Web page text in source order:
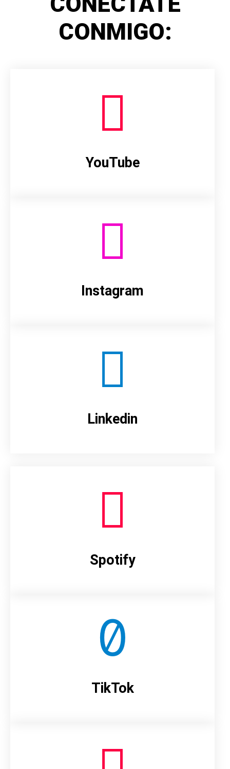
CONMIGO:
YouTube
Instagram
Linkedin
Spotify
TikTok